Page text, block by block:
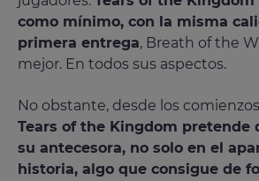
como mínimo, con la misma
primera entrega, Breath of the
mejor. En todos sus aspectos.
No obstante, desde los
Tears of the Kingdom pretende
su antecesora, no solo en el
historia, algo que consigue de